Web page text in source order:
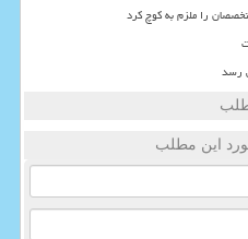
را ملزم به کوچ کرد
رسد
این مطلب